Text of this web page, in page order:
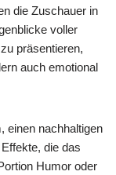
die Zuschauer in
voller
präsentieren,
auch emotional
einen nachhaltigen
die das
Humor oder